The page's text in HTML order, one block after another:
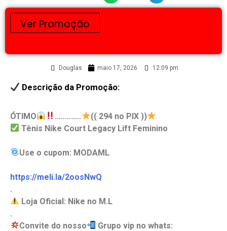
Ver Promoção
Douglas maio 17, 2026 12:09 pm
Descrição da Promoção:
ÓTIMO ..………..
(( 294 no PIX ))
Tênis Nike Court Legacy Lift Feminino
Use o cupom: MODAML
https://meli.la/2oosNwQ
.
Loja Oficial: Nike no M.L
.
Convite do nosso
Grupo vip no whats: